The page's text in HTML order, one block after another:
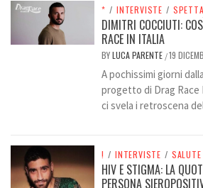
* / INTERVISTE /
DIMITRI COCCIUTI:
RACE IN ITALIA
BYLUCA PARENTE /19
A pochissimi giorni
progetto di Drag
ci svela i retroscena
! / INTERVISTE / SALUTE
HIV E STIGMA: LA
PERSONA